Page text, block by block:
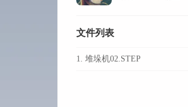
文件列表
1. 堆垛机02.STEP